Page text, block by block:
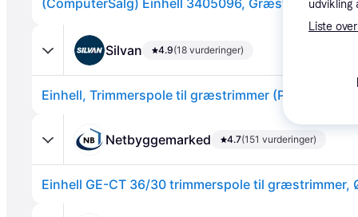
Silvan 4.9(18 vurderinger)
Einhell, Trimmerspole til græstrimmer (På lager i
Netbyggemarked 4.7(151 vurderinger)
udvikling
Liste